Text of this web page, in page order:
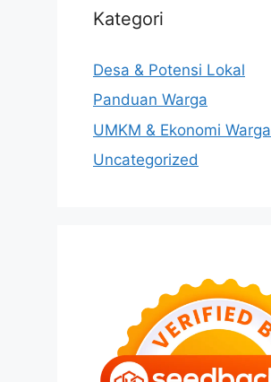
Kategori
Desa & Potensi Lokal
Panduan Warga
UMKM & Ekonomi Warga
Uncategorized